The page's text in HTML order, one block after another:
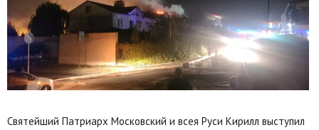
Святейший Патриарх Московский и всея Руси Кирилл выступил